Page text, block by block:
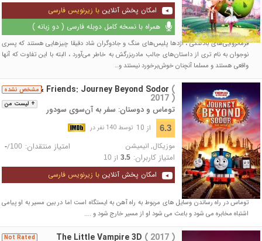
امکان پخش آنلاین با زیرنویس فارسی
همراه با نسخه کامل دوبله فارسی ( دو زبانه )
فرمانروایی‌های بادکنکی ، اژدها پلیس‌های منگ و جادوگران شاد دقیقا چیزهایی هستند که پسری
نوجوان به نام تری از داستان‌های جالب مادربزرگش به خاطر می‌آورد ، البته با این تفاوت که آنها
واقعی هستند و مسلما آنچنان خوش‌برخورد نیستند و…
+ لیست من
مشخص نشده
Thomas & Friends: Journey Beyond Sodor (
2017 )
توماس و دوستان: سفر به آن‌سوی سودور
6.3 از 10 توسط 140 نفر در
موزیکال, انیمیشن امتیاز منتقدان: -/100
امتیاز کاربران: 3.5از 10
امکان پخش آنلاین با زیرنویس فارسی
توماس در راه رساندن وسایل های مربوط به راه آهن به ایستگاه است اما در بین مسیر به او پیامی
اشتباه مخابره می شود و باعث می شود او از مسیر خارج شود و ....
Not Rated The Little Vampire 3D ( 2017 )